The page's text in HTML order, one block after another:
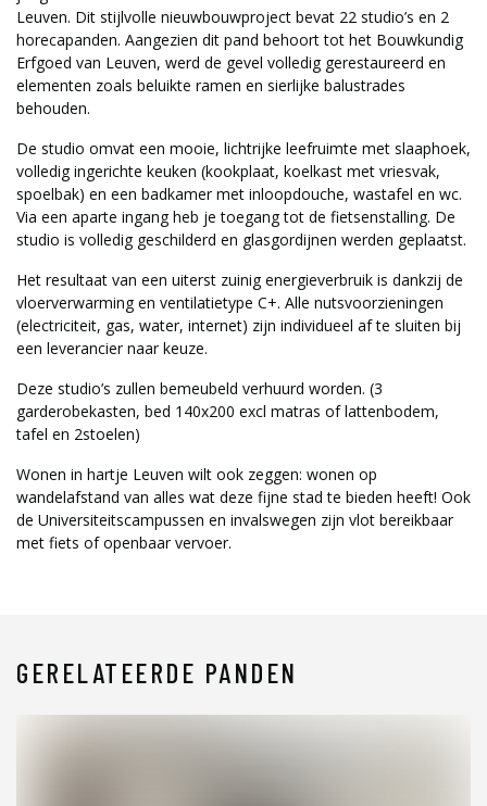
Leuven. Dit stijlvolle nieuwbouwproject bevat 22 studio’s en 2
horecapanden. Aangezien dit pand behoort tot het Bouwkundig
Erfgoed van Leuven, werd de gevel volledig gerestaureerd en
elementen zoals beluikte ramen en sierlijke balustrades
behouden.
De studio omvat een mooie, lichtrijke leefruimte met slaaphoek,
volledig ingerichte keuken (kookplaat, koelkast met vriesvak,
spoelbak) en een badkamer met inloopdouche, wastafel en wc.
Via een aparte ingang heb je toegang tot de fietsenstalling. De
studio is volledig geschilderd en glasgordijnen werden geplaatst.
Het resultaat van een uiterst zuinig energieverbruik is dankzij de
vloerverwarming en ventilatietype C+. Alle nutsvoorzieningen
(electriciteit, gas, water, internet) zijn individueel af te sluiten bij
een leverancier naar keuze.
Deze studio’s zullen bemeubeld verhuurd worden. (3
garderobekasten, bed 140x200 excl matras of lattenbodem,
tafel en 2stoelen)
Wonen in hartje Leuven wilt ook zeggen: wonen op
wandelafstand van alles wat deze fijne stad te bieden heeft! Ook
de Universiteitscampussen en invalswegen zijn vlot bereikbaar
met fiets of openbaar vervoer.
GERELATEERDE PANDEN